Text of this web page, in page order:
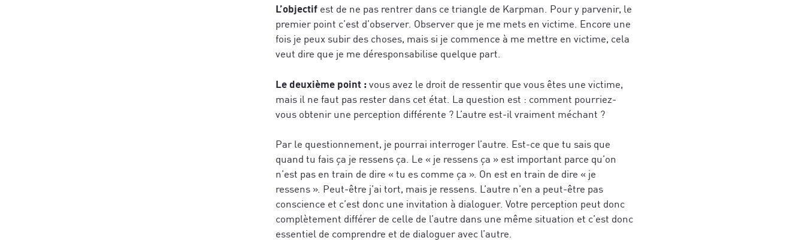
L’objectif est de ne pas rentrer dans ce triangle de Karpman. Pour y parvenir, le
premier point c’est d’observer. Observer que je me mets en victime. Encore une
fois je peux subir des choses, mais si je commence à me mettre en victime, cela
veut dire que je me déresponsabilise quelque part.
Le deuxième point : vous avez le droit de ressentir que vous êtes une victime,
mais il ne faut pas rester dans cet état. La question est : comment pourriez-
vous obtenir une perception différente ? L’autre est-il vraiment méchant ?
Par le questionnement, je pourrai interroger l’autre. Est-ce que tu sais que
quand tu fais ça je ressens ça. Le « je ressens ça » est important parce qu’on
n’est pas en train de dire « tu es comme ça ». On est en train de dire « je
ressens ». Peut-être j’ai tort, mais je ressens. L’autre n’en a peut-être pas
conscience et c’est donc une invitation à dialoguer. Votre perception peut donc
complètement différer de celle de l’autre dans une même situation et c’est donc
essentiel de comprendre et de dialoguer avec l’autre.